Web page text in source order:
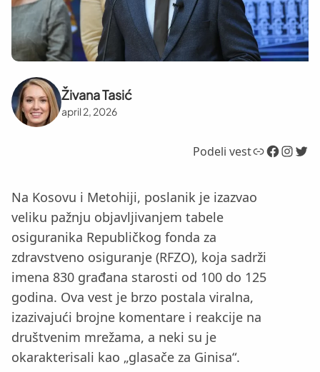
Živana Tasić
april 2, 2026
Podeli vestLink Facebook InstagramTwitter
Na Kosovu i Metohiji, poslanik je izazvao
veliku pažnju objavljivanjem tabele
osiguranika Republičkog fonda za
zdravstveno osiguranje (RFZO), koja sadrži
imena 830 građana starosti od 100 do 125
godina. Ova vest je brzo postala viralna,
izazivajući brojne komentare i reakcije na
društvenim mrežama, a neki su je
okarakterisali kao „glasače za Ginisa“.